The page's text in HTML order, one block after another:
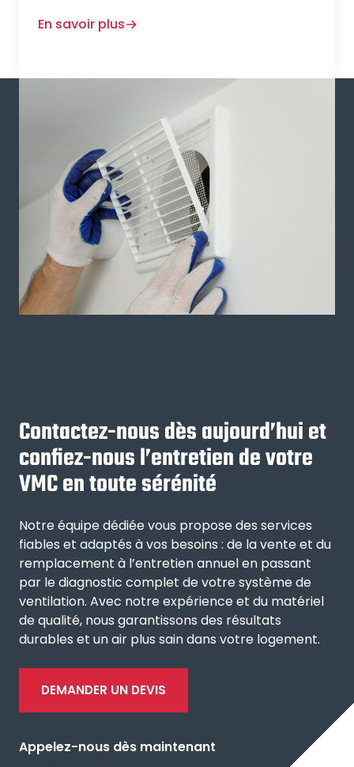
En savoir plus
Contactez-nous dès aujourd’hui et
confiez-nous l’entretien de votre
VMC en toute sérénité
Notre équipe dédiée vous propose des services
fiables et adaptés à vos besoins : de la vente et du
remplacement à l’entretien annuel en passant
par le diagnostic complet de votre système de
ventilation. Avec notre expérience et du matériel
de qualité, nous garantissons des résultats
durables et un air plus sain dans votre logement.
DEMANDER UN DEVIS
Appelez-nous dès maintenant